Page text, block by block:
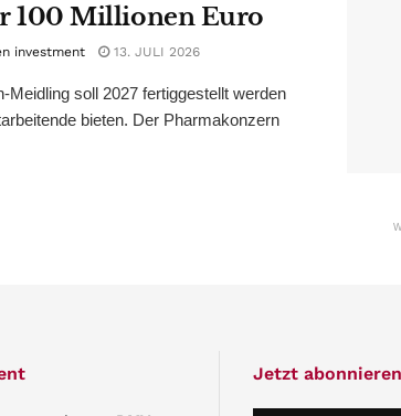
100 Millionen Euro
investment 13. JULI 2026
Meidling soll 2027 fertiggestellt werden
bieten. Der Pharmakonzern
Jetzt